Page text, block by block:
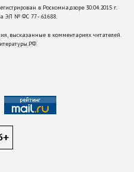
в Роскомнадзоре 30.04.2015 г.
ЭЛ № ФС 77 - 61688.
высказанные в комментариях читателей.